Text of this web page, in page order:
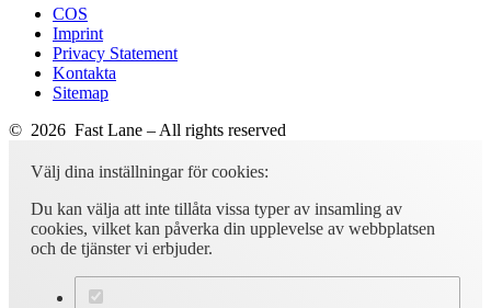
COS
Imprint
Privacy Statement
Kontakta
Sitemap
© 2026 Fast Lane – All rights reserved
Välj dina inställningar för cookies:
Du kan välja att inte tillåta vissa typer av insamling av
cookies, vilket kan påverka din upplevelse av webbplatsen
och de tjänster vi erbjuder.